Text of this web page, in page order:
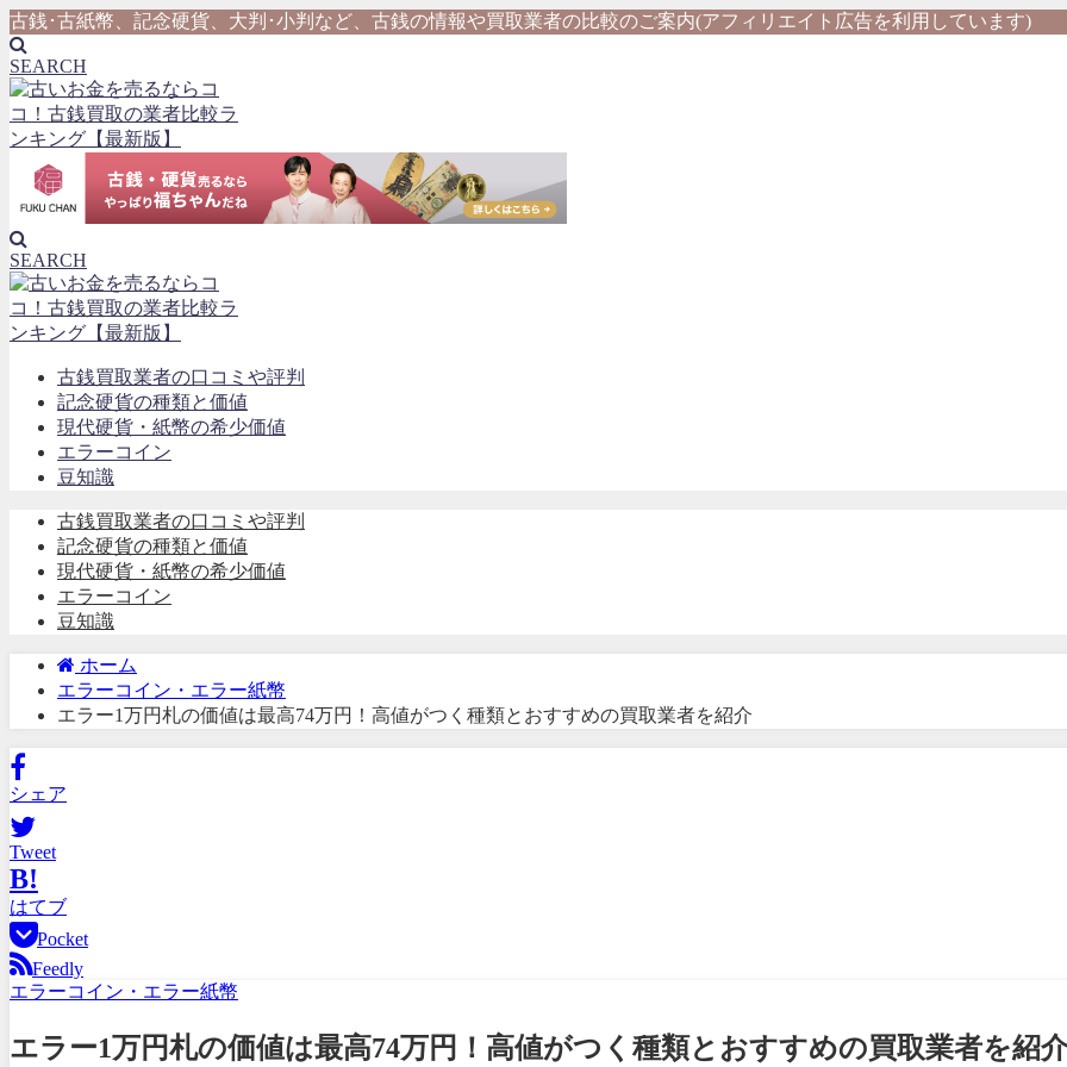
古銭･古紙幣、記念硬貨、大判･小判など、古銭の情報や買取業者の比較のご案内(アフィリエイト広告を利用しています)
SEARCH
SEARCH
古銭買取業者の口コミや評判
記念硬貨の種類と価値
現代硬貨・紙幣の希少価値
エラーコイン
豆知識
古銭買取業者の口コミや評判
記念硬貨の種類と価値
現代硬貨・紙幣の希少価値
エラーコイン
豆知識
ホーム
エラーコイン・エラー紙幣
エラー1万円札の価値は最高74万円！高値がつく種類とおすすめの買取業者を紹介
シェア
Tweet
B!
はてブ
Pocket
Feedly
エラーコイン・エラー紙幣
エラー1万円札の価値は最高74万円！高値がつく種類とおすすめの買取業者を紹